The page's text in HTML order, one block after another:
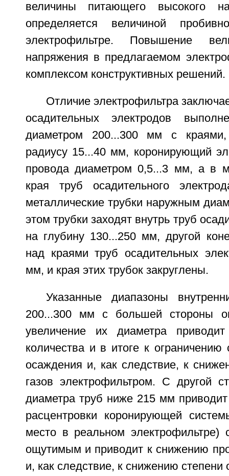
величины питающего высокого
определяется величиной
электрофильтре. Повышение
напряжения в предлагаемом
комплексом конструктивных решений.
Отличие электрофильтра
осадительных электродов
диаметром 200...300 мм с краями,
радиусу 15...40 мм, коронирующий
провода диаметром 0,5...3 мм, а в
края труб осадительного
металлические трубки наружным
этом трубки заходят внутрь труб
на глубину 130...250 мм, другой
над краями труб осадительных
мм, и края этих трубок закруглены.
Указанные диапазоны
200...300 мм с большей стороны
увеличение их диаметра
количества и в итоге к
осаждения и, как следствие, к
газов электрофильтром. С другой
диаметра труб ниже 215 мм
расцентровки коронирующей
место в реальном электрофильтре)
ощутимым и приводит к снижению
и, как следствие, к снижению степени